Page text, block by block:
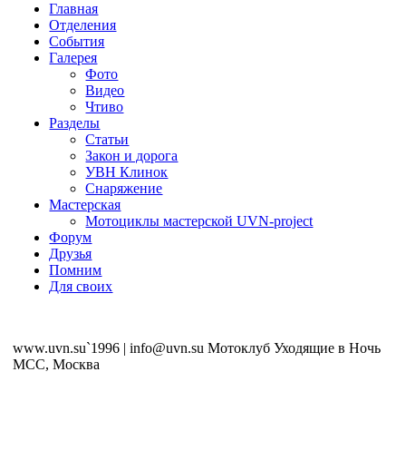
Главная
Отделения
События
Галерея
Фото
Видео
Чтиво
Разделы
Статьи
Закон и дорога
УВН Клинок
Снаряжение
Мастерская
Мотоциклы мастерской UVN-project
Форум
Друзья
Помним
Для своих
www.uvn.su`1996 | info@uvn.su Мотоклуб Уходящие в Ночь
MCC, Москва